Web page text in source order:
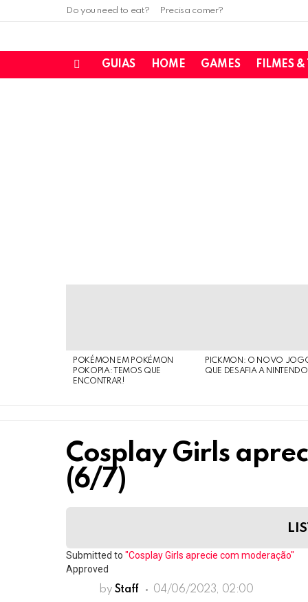
Do you need to eat? Precisa comer?
GUIAS HOME GAMES FILMES &
POKÉMON EM POKÉMON
POKOPIA: TEMOS QUE
ENCONTRAR!
PICKMON: O NOVO
QUE DESAFIA A
Cosplay Girls
(6/7)
Submitted to "Cosplay Girls aprecie com moderação"
Approved
by Staff 04/06/2023, 02:00